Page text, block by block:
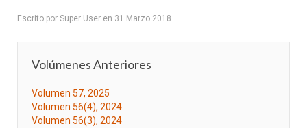
Escrito por Super User en 31 Marzo 2018.
Volúmenes Anteriores
Volumen 57, 2025
Volumen 56(4), 2024
Volumen 56(3), 2024